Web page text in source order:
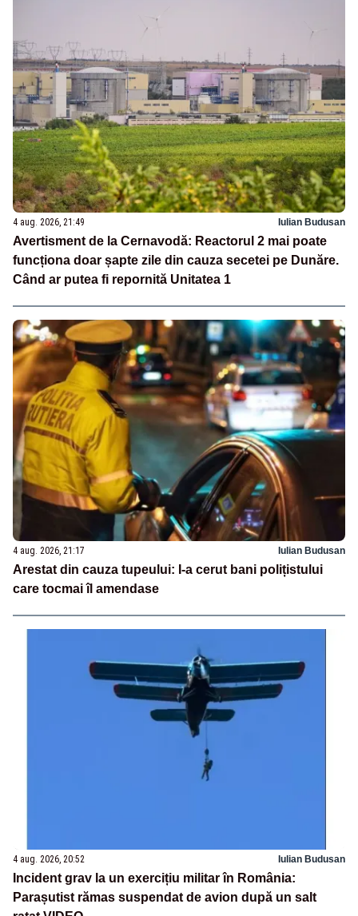
4 aug. 2026, 21:49 Iulian Budusan
Avertisment de la Cernavodă: Reactorul 2 mai poate
funcționa doar șapte zile din cauza secetei pe Dunăre.
Când ar putea fi repornită Unitatea 1
4 aug. 2026, 21:17 Iulian Budusan
Arestat din cauza tupeului: I-a cerut bani polițistului
care tocmai îl amendase
4 aug. 2026, 20:52 Iulian Budusan
Incident grav la un exercițiu militar în România:
Parașutist rămas suspendat de avion după un salt